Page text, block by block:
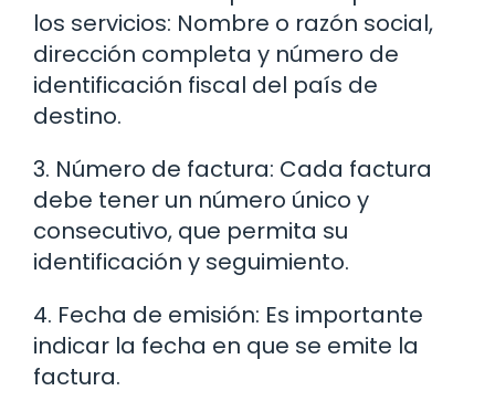
los servicios: Nombre o razón social,
dirección completa y número de
identificación fiscal del país de
destino.
3. Número de factura: Cada factura
debe tener un número único y
consecutivo, que permita su
identificación y seguimiento.
4. Fecha de emisión: Es importante
indicar la fecha en que se emite la
factura.